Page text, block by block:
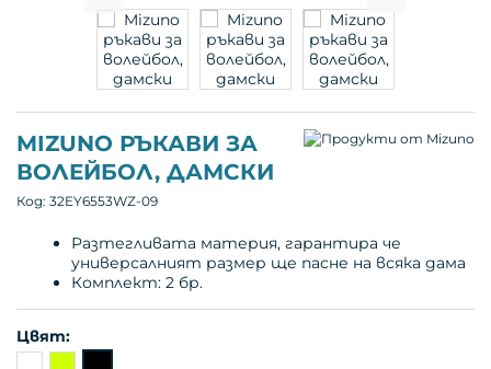
MIZUNO РЪКАВИ ЗА
ВОЛЕЙБОЛ, ДАМСКИ
Код: 32EY6553WZ-09
Разтегливата материя, гарантира че
универсалният размер ще пасне на всяка дама
Комплект: 2 бр.
Цвят: